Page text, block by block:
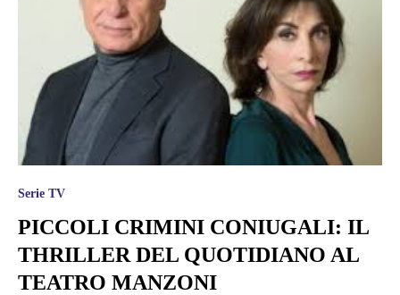
Serie TV
PICCOLI CRIMINI CONIUGALI: IL
THRILLER DEL QUOTIDIANO AL
TEATRO MANZONI